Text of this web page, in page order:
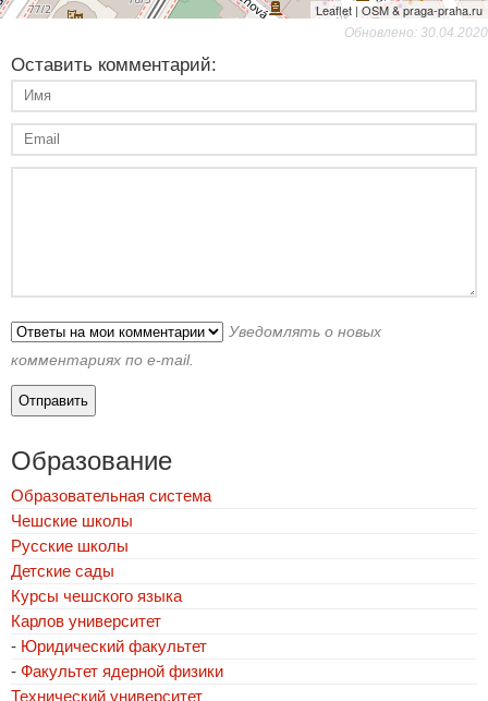
Leaflet | OSM & praga-praha.ru
Обновлено: 30.04.2020
Оставить комментарий:
Уведомлять о новых
комментариях по e-mail.
Образование
Образовательная система
Чешские школы
Русские школы
Детские сады
Курсы чешского языка
Карлов университет
- Юридический факультет
- Факультет ядерной физики
Технический университет